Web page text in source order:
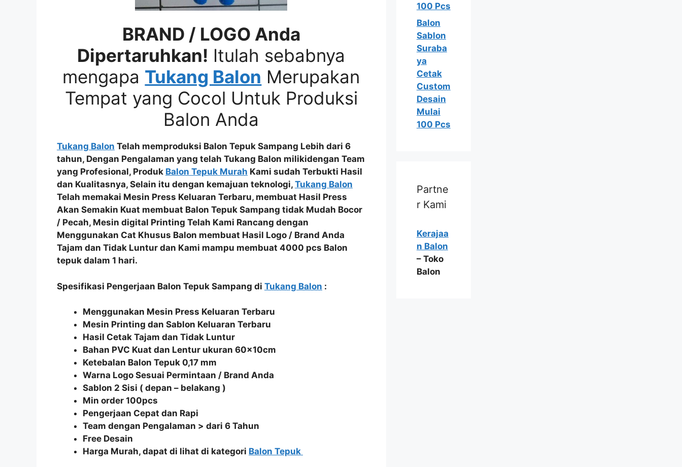
BRAND / LOGO Anda
Dipertaruhkan! Itulah sebabnya
mengapa Tukang Balon Merupakan
Tempat yang Cocol Untuk Produksi
Balon Anda
Tukang Balon Telah memproduksi Balon Tepuk Sampang Lebih dari 6
tahun, Dengan Pengalaman yang telah Tukang Balon milikidengan Team
yang Profesional, Produk Balon Tepuk Murah Kami sudah Terbukti Hasil
dan Kualitasnya, Selain itu dengan kemajuan teknologi, Tukang Balon
Telah memakai Mesin Press Keluaran Terbaru, membuat Hasil Press
Akan Semakin Kuat membuat Balon Tepuk Sampang tidak Mudah Bocor
/ Pecah, Mesin digital Printing Telah Kami Rancang dengan
Menggunakan Cat Khusus Balon membuat Hasil Logo / Brand Anda
Tajam dan Tidak Luntur dan Kami mampu membuat 4000 pcs Balon
tepuk dalam 1 hari.
Spesifikasi Pengerjaan Balon Tepuk Sampang di Tukang Balon :
Menggunakan Mesin Press Keluaran Terbaru
Mesin Printing dan Sablon Keluaran Terbaru
Hasil Cetak Tajam dan Tidak Luntur
Bahan PVC Kuat dan Lentur ukuran 60x10cm
Ketebalan Balon Tepuk 0,17 mm
Warna Logo Sesuai Permintaan / Brand Anda
Sablon 2 Sisi ( depan – belakang )
Min order 100pcs
Pengerjaan Cepat dan Rapi
Team dengan Pengalaman > dari 6 Tahun
Free Desain
Harga Murah, dapat di lihat di kategori Balon Tepuk
100 Pcs
Balon
Sablon
Suraba
ya
Cetak
Custom
Desain
Mulai
100 Pcs
Partne
r Kami
Kerajaa
n Balon
– Toko
Balon